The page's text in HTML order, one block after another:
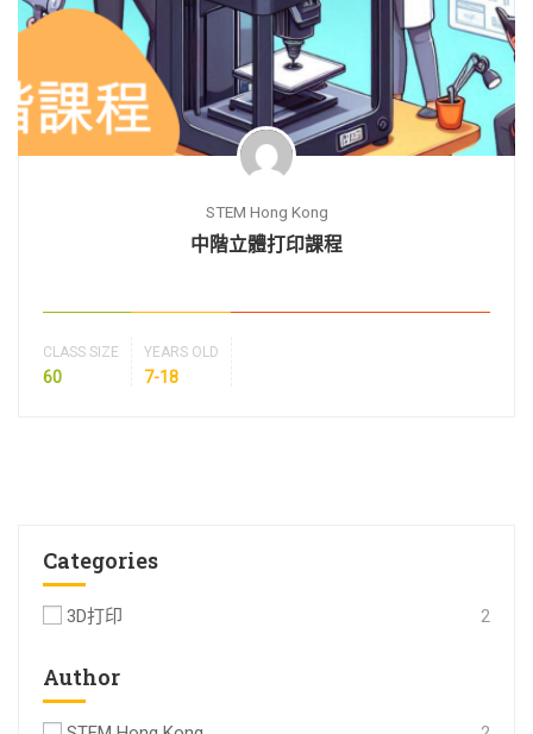
STEM Hong Kong
中階立體打印課程
CLASS SIZE
60
YEARS OLD
7-18
Categories
3D打印 2
Author